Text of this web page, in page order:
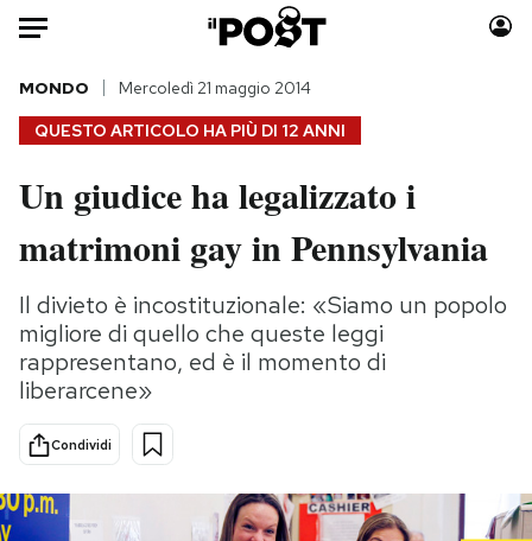
Auto
HOME
Italia
Politica
Tecnologia
Internet
Scienza
Cultura
Economia
Moda
Consumismi
Storie/Idee
Ok Boomer!
Media
QUESTO ARTICOLO HA PIÙ DI 12 ANNI
MONDO Mercoledì 21 maggio 2014
Un giudice ha legalizzato i
matrimoni gay in Pennsylvania
Il divieto è incostituzionale: «Siamo un popolo
migliore di quello che queste leggi
rappresentano, ed è il momento di
liberarcene»
Condividi